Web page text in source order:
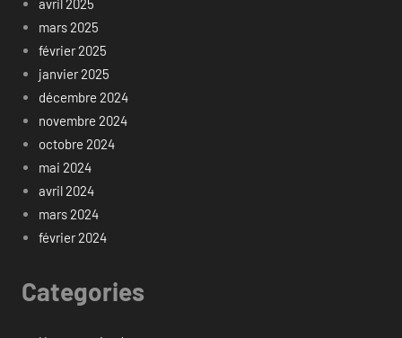
avril 2025
mars 2025
février 2025
janvier 2025
décembre 2024
novembre 2024
octobre 2024
mai 2024
avril 2024
mars 2024
février 2024
Categories